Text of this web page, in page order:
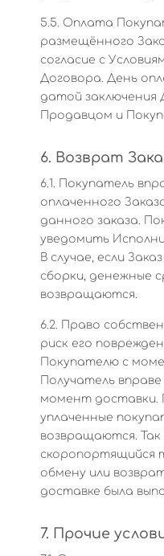
5.5. Оплата
размещённого
согласие с
Договора. День
датой заключения
Продавцом и
6. Возврат
6.1. Покупатель
оплаченного
данного заказа.
уведомить
В случае, если
сборки, денежные
возвращаются.
6.2. Право
риск его
Покупателю с
Получатель
момент доставки.
уплаченные
возвращаются. Так
скоропортящийся
обмену или
доставке была
7. Прочие